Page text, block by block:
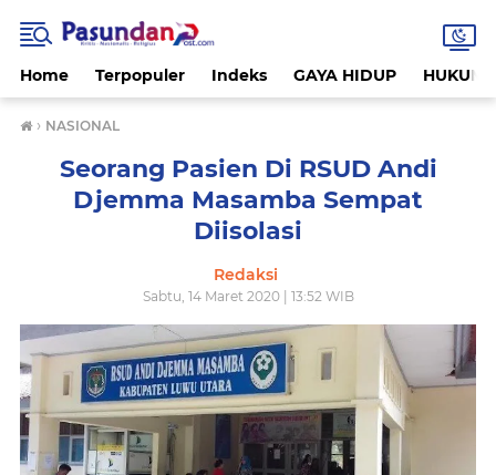
Home Terpopuler Indeks GAYA HIDUP HUKUM
› NASIONAL
Seorang Pasien Di RSUD Andi
Djemma Masamba Sempat
Diisolasi
Redaksi
Sabtu, 14 Maret 2020 | 13:52 WIB